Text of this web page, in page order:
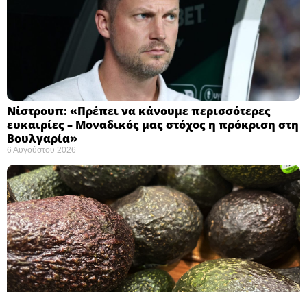
Νίστρουπ: «Πρέπει να κάνουμε περισσότερες
ευκαιρίες – Μοναδικός μας στόχος η πρόκριση στη
Βουλγαρία» ​
6 Αυγούστου 2026